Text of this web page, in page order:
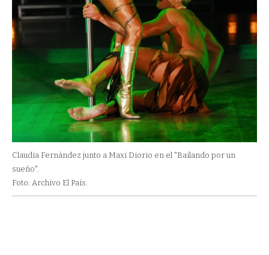
Claudia Fernández junto a Maxi Diorio en el "Bailando por un
sueño".
Foto: Archivo El País.